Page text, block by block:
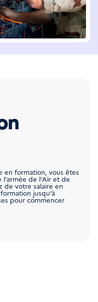
en formation, vous êtes
de l’Air et de
de votre salaire en
jusqu’à
pour commencer